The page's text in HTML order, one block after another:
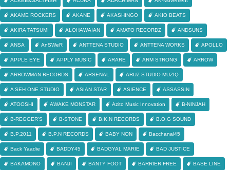
AKAME ROCKERS AKANE AKASHINGO AKIO BEATS
AKIRA TATSUMI ALOHAWAIAN AMATO RECORDZ ANDSUNS
ANSA AnSWeR ANTTENA STUDIO ANTTENA WORKS APOLLO
APPLE EYE APPLY MUSIC ARARE ARM STRONG ARROW
ARROWMAN RECORDS ARSENAL ARUZ STUDIO MUZIQ
A SEH ONE STUDIO ASIAN STAR ASIENCE ASSASSIN
ATOOSHI AWAKE MONSTAR Azito Music Innovation B-NINJAH
B-REGGER'S B-STONE B.K.N RECORDS B.O.G SOUND
B.P.2011 B.P.N RECORDS BABY NON Bacchanal45
Back Yaadie BADDY45 BADGYAL MARIE BAD JUSTICE
BAKAMONO BANJI BANTY FOOT BARRIER FREE BASE LINE